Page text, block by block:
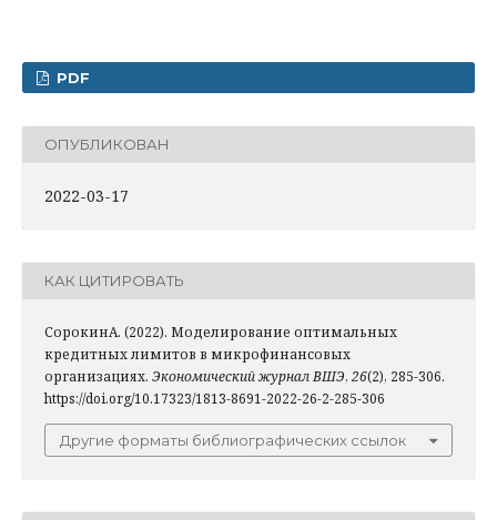
PDF
ОПУБЛИКОВАН
2022-03-17
КАК ЦИТИРОВАТЬ
СорокинА. (2022). Моделирование оптимальных
кредитных лимитов в микрофинансовых
организациях. Экономический журнал ВШЭ, 26(2), 285-306.
https://doi.org/10.17323/1813-8691-2022-26-2-285-306
Другие форматы библиографических ссылок